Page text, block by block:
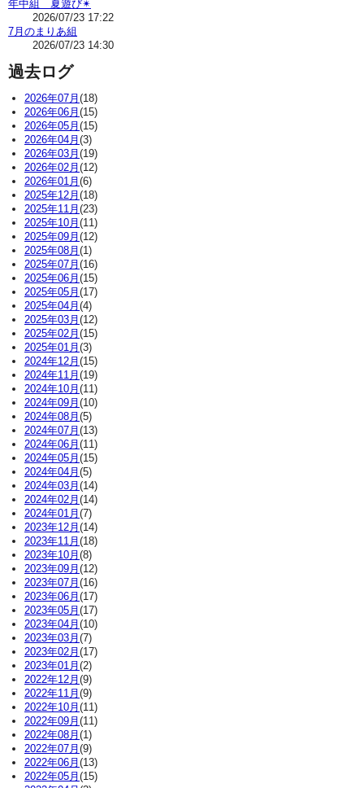
年中組 夏遊び✴
2026/07/23 17:22
7月のまりあ組
2026/07/23 14:30
過去ログ
2026年07月 (18)
2026年06月 (15)
2026年05月 (15)
2026年04月 (3)
2026年03月 (19)
2026年02月 (12)
2026年01月 (6)
2025年12月 (18)
2025年11月 (23)
2025年10月 (11)
2025年09月 (12)
2025年08月 (1)
2025年07月 (16)
2025年06月 (15)
2025年05月 (17)
2025年04月 (4)
2025年03月 (12)
2025年02月 (15)
2025年01月 (3)
2024年12月 (15)
2024年11月 (19)
2024年10月 (11)
2024年09月 (10)
2024年08月 (5)
2024年07月 (13)
2024年06月 (11)
2024年05月 (15)
2024年04月 (5)
2024年03月 (14)
2024年02月 (14)
2024年01月 (7)
2023年12月 (14)
2023年11月 (18)
2023年10月 (8)
2023年09月 (12)
2023年07月 (16)
2023年06月 (17)
2023年05月 (17)
2023年04月 (10)
2023年03月 (7)
2023年02月 (17)
2023年01月 (2)
2022年12月 (9)
2022年11月 (9)
2022年10月 (11)
2022年09月 (11)
2022年08月 (1)
2022年07月 (9)
2022年06月 (13)
2022年05月 (15)